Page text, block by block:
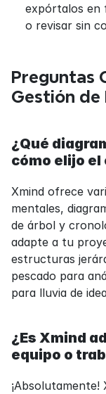
expórtalos en
o revisar sin
Preguntas
Gestión de
¿Qué
cómo elijo
Xmind ofrece
mentales,
de árbol y
adapte a tu
estructuras
pescado para
para lluvia de
¿Es Xmind
equipo o